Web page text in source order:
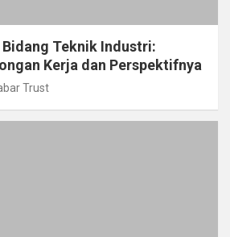
Teknik Industri:
Kerja dan Perspektifnya
Trust